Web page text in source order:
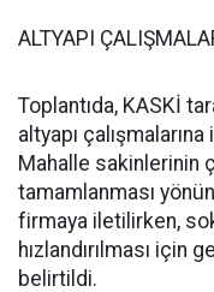
ALTYAPI
Toplantıda, KASKİ
altyapı
Mahalle sakinlerinin
tamamlanması
firmaya iletilirken,
hızlandırılması için
belirtildi.